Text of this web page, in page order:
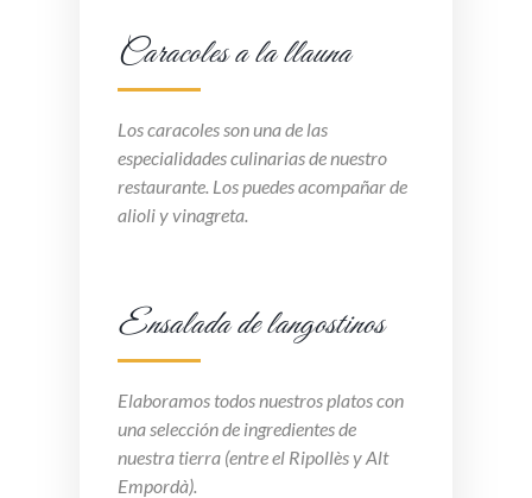
Caracoles a la llauna
Los caracoles son una de las
especialidades culinarias de nuestro
restaurante. Los puedes acompañar de
alioli y vinagreta.
Ensalada de langostinos
Elaboramos todos nuestros platos con
una selección de ingredientes de
nuestra tierra (entre el Ripollès y Alt
Empordà).